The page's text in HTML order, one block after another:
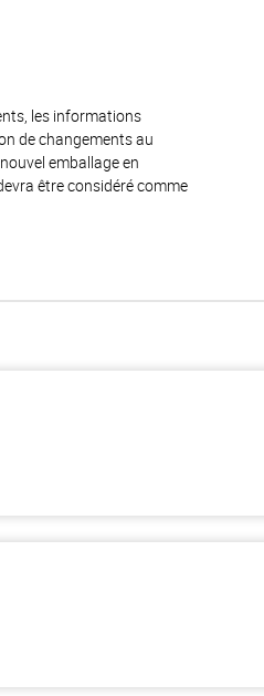
les informations
de changements au
emballage en
être considéré comme